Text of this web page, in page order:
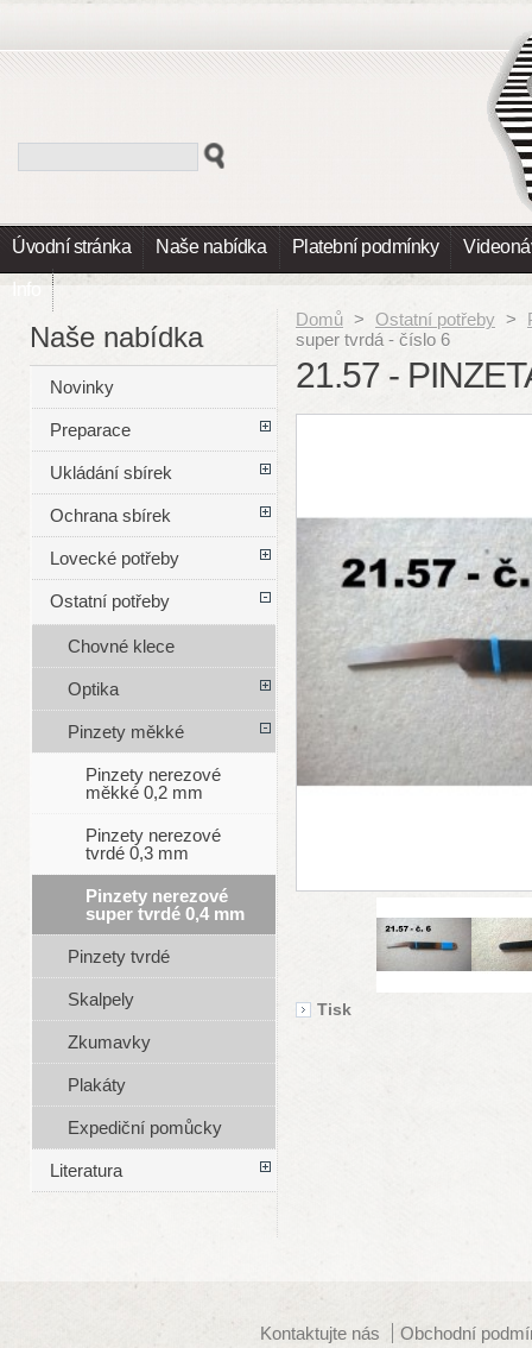
Úvodní stránka Naše nabídka Platební podmínky
Info
Domů > Ostatní potřeby >
super tvrdá - číslo 6
21.57 -
Tisk
Naše nabídka
Novinky
Preparace
Ukládání sbírek
Ochrana sbírek
Lovecké potřeby
Ostatní potřeby
Chovné klece
Optika
Pinzety měkké
Pinzety nerezové
měkké 0,2 mm
Pinzety nerezové
tvrdé 0,3 mm
Pinzety nerezové
super tvrdé 0,4 mm
Pinzety tvrdé
Skalpely
Zkumavky
Plakáty
Expediční pomůcky
Literatura
Kontaktujte nás Obchodní